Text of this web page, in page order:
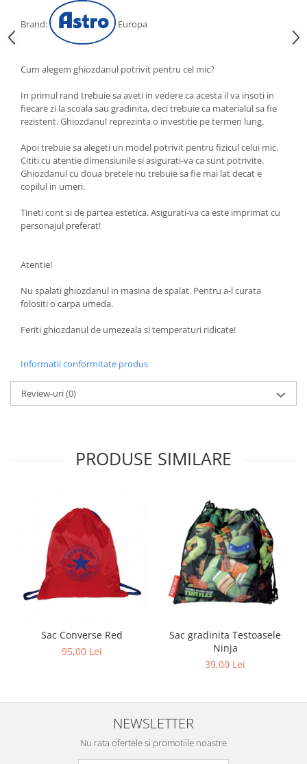
Brand: Europa
Cum alegem ghiozdanul potrivit pentru cel mic?
In primul rand trebuie sa aveti in vedere ca acesta il va insoti in
fiecare zi la scoala sau gradinita, deci trebuie ca materialul sa fie
rezistent. Ghiozdanul reprezinta o investitie pe termen lung.
Apoi trebuie sa alegeti un model potrivit pentru fizicul celui mic.
Cititi cu atentie dimensiunile si asigurati-va ca sunt potrivite.
Ghiozdanul cu doua bretele nu trebuie sa fie mai lat decat e
copilul in umeri.
Tineti cont si de partea estetica. Asigurati-va ca este imprimat cu
personajul preferat!
Atentie!
Nu spalati ghiozdanul in masina de spalat. Pentru a-l curata
folositi o carpa umeda.
Feriti ghiozdanul de umezeala si temperaturi ridicate!
Informatii conformitate produs
Review-uri(0)
PRODUSE SIMILARE
Sac Converse Red
95,00 Lei
Sac gradinita Testoasele
Ninja
39,00 Lei
NEWSLETTER
Nu rata ofertele si promotiile noastre